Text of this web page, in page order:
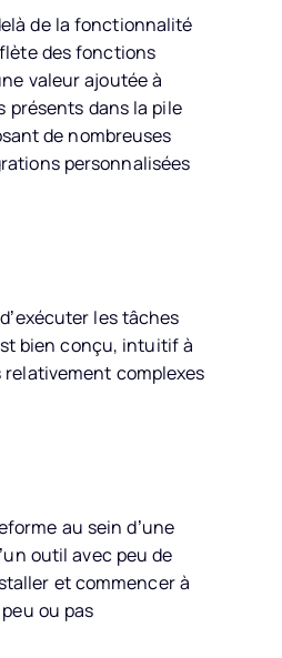
de la fonctionnalité
des fonctions
valeur ajoutée à
présents dans la pile
de nombreuses
personnalisées
les tâches
bien conçu, intuitif à
relativement complexes
au sein d’une
outil avec peu de
et commencer à
ou pas